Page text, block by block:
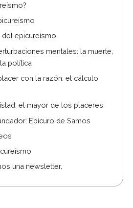
del epicureísmo
mentales: la muerte,
política
con la razón: el cálculo
el mayor de los placeres
Epicuro de Samos
una newsletter.